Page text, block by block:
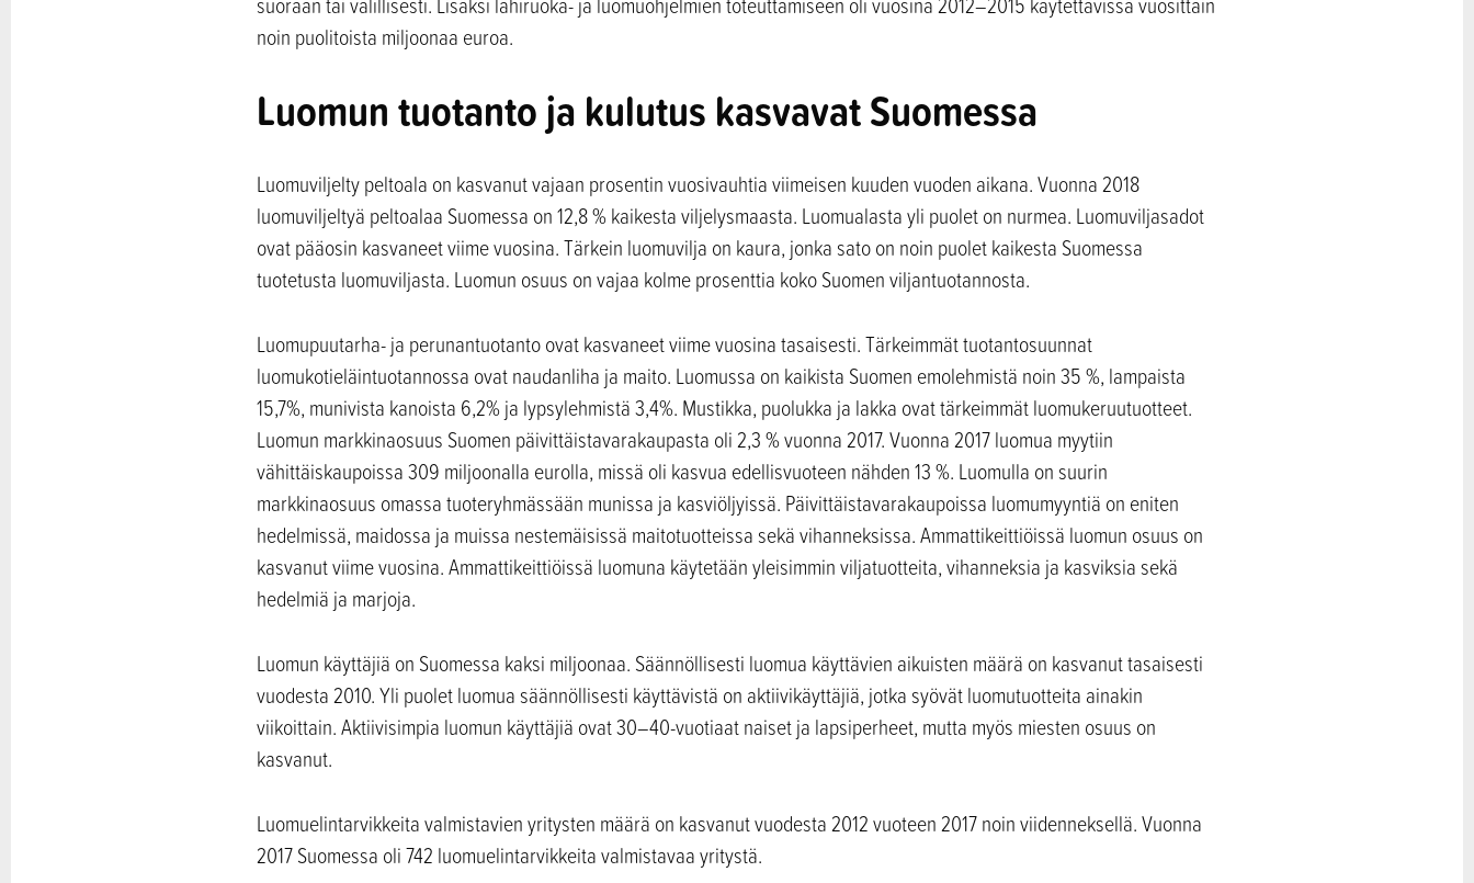
noin puolitoista miljoonaa euroa.
Luomun tuotanto ja kulutus kasvavat Suomessa
Luomuviljelty peltoala on kasvanut vajaan prosentin vuosivauhtia viimeisen kuuden vuoden aikana. Vuonna 2018
luomuviljeltyä peltoalaa Suomessa on 12,8 % kaikesta viljelysmaasta. Luomualasta yli puolet on nurmea. Luomuviljasadot
ovat pääosin kasvaneet viime vuosina. Tärkein luomuvilja on kaura, jonka sato on noin puolet kaikesta Suomessa
tuotetusta luomuviljasta. Luomun osuus on vajaa kolme prosenttia koko Suomen viljantuotannosta.
Luomupuutarha- ja perunantuotanto ovat kasvaneet viime vuosina tasaisesti. Tärkeimmät tuotantosuunnat
luomukotieläintuotannossa ovat naudanliha ja maito. Luomussa on kaikista Suomen emolehmistä noin 35 %, lampaista
15,7%, munivista kanoista 6,2% ja lypsylehmistä 3,4%. Mustikka, puolukka ja lakka ovat tärkeimmät luomukeruutuotteet.
Luomun markkinaosuus Suomen päivittäistavarakaupasta oli 2,3 % vuonna 2017. Vuonna 2017 luomua myytiin
vähittäiskaupoissa 309 miljoonalla eurolla, missä oli kasvua edellisvuoteen nähden 13 %. Luomulla on suurin
markkinaosuus omassa tuoteryhmässään munissa ja kasviöljyissä. Päivittäistavarakaupoissa luomumyyntiä on eniten
hedelmissä, maidossa ja muissa nestemäisissä maitotuotteissa sekä vihanneksissa. Ammattikeittiöissä luomun osuus on
kasvanut viime vuosina. Ammattikeittiöissä luomuna käytetään yleisimmin viljatuotteita, vihanneksia ja kasviksia sekä
hedelmiä ja marjoja.
Luomun käyttäjiä on Suomessa kaksi miljoonaa. Säännöllisesti luomua käyttävien aikuisten määrä on kasvanut tasaisesti
vuodesta 2010. Yli puolet luomua säännöllisesti käyttävistä on aktiivikäyttäjiä, jotka syövät luomutuotteita ainakin
viikoittain. Aktiivisimpia luomun käyttäjiä ovat 30–40-vuotiaat naiset ja lapsiperheet, mutta myös miesten osuus on
kasvanut.
Luomuelintarvikkeita valmistavien yritysten määrä on kasvanut vuodesta 2012 vuoteen 2017 noin viidenneksellä. Vuonna
2017 Suomessa oli 742 luomuelintarvikkeita valmistavaa yritystä.